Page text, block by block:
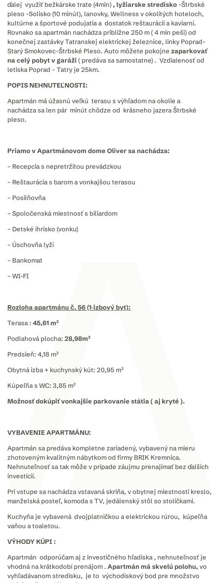
ďalej využiť bežkárske trate (4min), lyžiarske stredisko -Štrbské
pleso -Solisko (10 minút), lanovky, Wellness v okolitých hoteloch,
kultúrne a športové podujatia a dostatok reštaurácií a kaviarní.
Rovnako sa apartmán nachádza približne 250 m ( 4 min peši) od
konečnej zastávky Tatranskej elektrickej železnice, linky Poprad-
Starý Smokovec-Štrbské Pleso. Auto môžete pokojne zaparkovať
na celý pobyt v garáži ( predáva sa samostatne) . Vzdialenosť od
letiska Poprad – Tatry je 25km.
POPIS NEHNUTEĽNOSTI:
Apartmán má úžasnú veľkú terasu s výhľadom na okolie a
nachádza sa len pár minút chôdze od krásneho jazera Štrbské
pleso.
Priamo v Apartmánovom dome Oliver sa nachádza:
– Recepcia s nepretržitou prevádzkou
– Reštaurácia s barom a vonkajšou terasou
– Posilňovňa
– Spoločenská miestnosť s biliardom
– Detské ihrisko (vonku)
– Úschovňa lyží
– Bankomat
– WI-FI
Rozloha apartmánu č. 56 (1‑izbový byt):
Terasa : 45,61 m²
Podlahová plocha: 28,98m²
Predsieň: 4,18 m²
Obytná izba + kuchynský kút: 20,95 m²
Kúpeľňa s WC: 3,85 m²
Možnosť dokúpiť vonkajšie parkovanie státia ( aj kryté ).
VYBAVENIE APARTMÁNU:
Apartmán sa predáva kompletne zariadený, vybavený na mieru
zhotoveným kvalitným nábytkom od firmy BRIK Kremnica.
Nehnuteľnosť sa tak môže v prípade záujmu prenajímať bez ďalších
investícií.
Pri vstupe sa nachádza vstavaná skriňa, v obytnej miestnosti kreslo,
manželská posteľ, komoda s TV, jedálenský stôl so stoličkami.
Kuchyňa je vybavená dvojplatničkou a elektrickou rúrou, kúpeľňa
vaňou a toaletou.
VÝHODY KÚPI :
Apartmán odporúčam aj z investičného hľadiska , nehnuteľnosť je
vhodná na krátkodobí prenájom . Apartmán má skvelú polohu, vo
vyhľadávanom stredisku, je to východiskový bod pre množstvo